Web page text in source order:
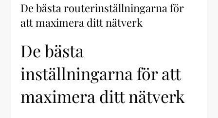
De bästa routerinställningarna för
att maximera ditt nätverk
De bästa
inställningarna för att
maximera ditt nätverk